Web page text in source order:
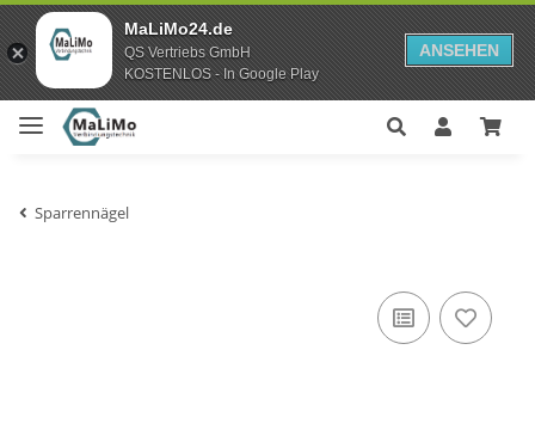
MaLiMo24.de
QS Vertriebs GmbH
KOSTENLOS - In Google Play
ANSEHEN
Sparrennägel